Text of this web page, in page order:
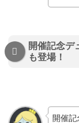
開催記念デ
も登場！
開催